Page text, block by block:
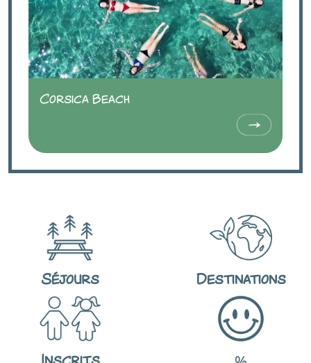
Séjours Destinations